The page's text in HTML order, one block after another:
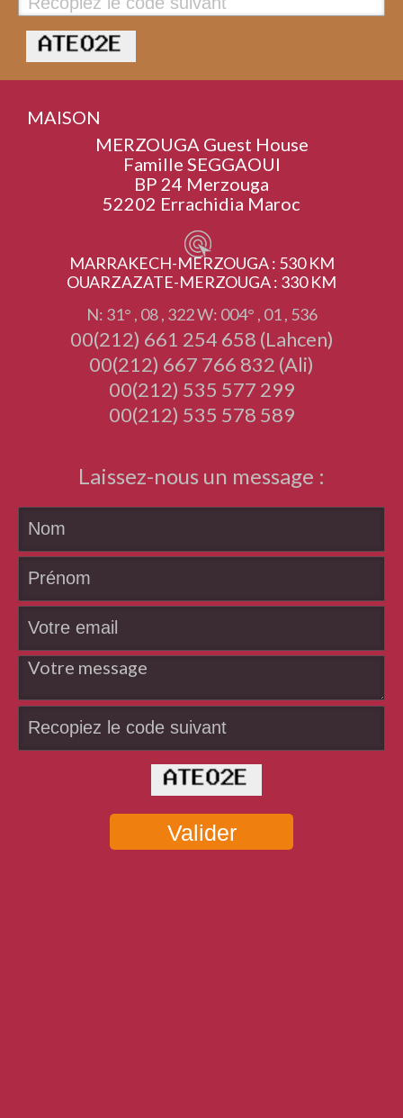
MAISON
MERZOUGA Guest House
Famille SEGGAOUI
BP 24 Merzouga
52202 Errachidia Maroc
MARRAKECH-MERZOUGA : 530 KM
OUARZAZATE-MERZOUGA : 330 KM
N: 31° , 08 , 322 W: 004° , 01 , 536
00(212) 661 254 658 (Lahcen)
00(212) 667 766 832 (Ali)
00(212) 535 577 299
00(212) 535 578 589
Laissez-nous un message :
Valider